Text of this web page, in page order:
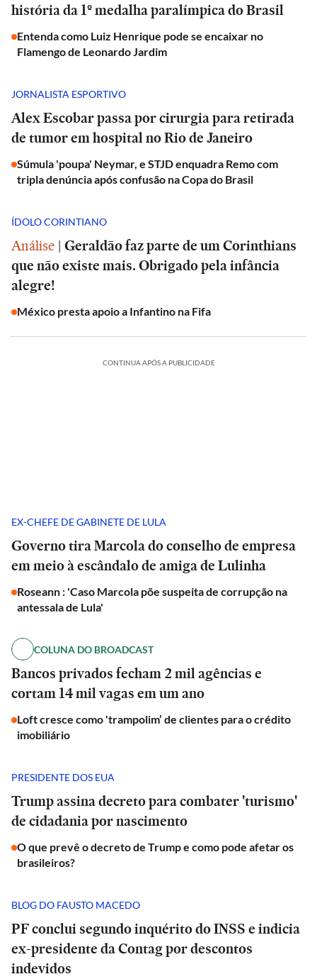
história da 1º medalha paralímpica do Brasil
Entenda como Luiz Henrique pode se encaixar no
Flamengo de Leonardo Jardim
JORNALISTA ESPORTIVO
Alex Escobar passa por cirurgia para retirada
de tumor em hospital no Rio de Janeiro
Súmula 'poupa' Neymar, e STJD enquadra Remo com
tripla denúncia após confusão na Copa do Brasil
ÍDOLO CORINTIANO
Análise | Geraldão faz parte de um Corinthians
que não existe mais. Obrigado pela infância
alegre!
México presta apoio a Infantino na Fifa
CONTINUA APÓS A PUBLICIDADE
EX-CHEFE DE GABINETE DE LULA
Governo tira Marcola do conselho de empresa
em meio à escândalo de amiga de Lulinha
Roseann : 'Caso Marcola põe suspeita de corrupção na
antessala de Lula'
COLUNA DO BROADCAST
Bancos privados fecham 2 mil agências e
cortam 14 mil vagas em um ano
Loft cresce como 'trampolim’ de clientes para o crédito
imobiliário
PRESIDENTE DOS EUA
Trump assina decreto para combater 'turismo'
de cidadania por nascimento
O que prevê o decreto de Trump e como pode afetar os
brasileiros?
BLOG DO FAUSTO MACEDO
PF conclui segundo inquérito do INSS e indicia
ex-presidente da Contag por descontos
indevidos